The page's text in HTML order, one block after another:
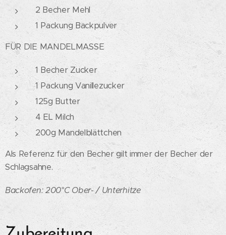
2 Becher Mehl
1 Packung Backpulver
FÜR DIE MANDELMASSE
1 Becher Zucker
1 Packung Vanillezucker
125g Butter
4 EL Milch
200g Mandelblättchen
Als Referenz für den Becher gilt immer der Becher der
Schlagsahne.
Backofen: 200°C Ober- / Unterhitze